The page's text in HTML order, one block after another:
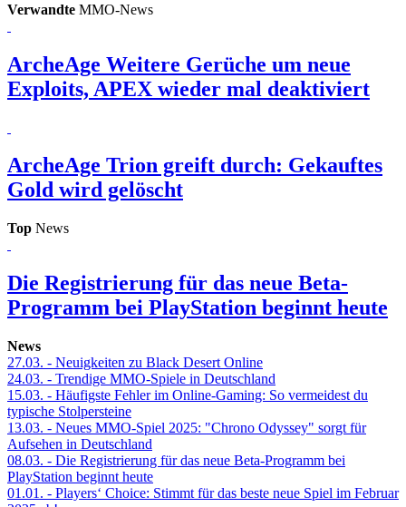
Verwandte MMO-News
ArcheAge Weitere Gerüche um neue
Exploits, APEX wieder mal deaktiviert
ArcheAge Trion greift durch: Gekauftes
Gold wird gelöscht
Top News
Die Registrierung für das neue Beta-
Programm bei PlayStation beginnt heute
News
27.03. - Neuigkeiten zu Black Desert Online
24.03. - Trendige MMO-Spiele in Deutschland
15.03. - Häufigste Fehler im Online-Gaming: So vermeidest du
typische Stolpersteine
13.03. - Neues MMO-Spiel 2025: "Chrono Odyssey" sorgt für
Aufsehen in Deutschland
08.03. - Die Registrierung für das neue Beta-Programm bei
PlayStation beginnt heute
01.01. - Players‘ Choice: Stimmt für das beste neue Spiel im Februar